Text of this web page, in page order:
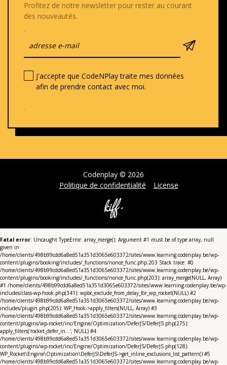
Profitez de notre newsletter pour rester au courant
des nouveautés.
.
J'accepte que CodeNPlay traite mes données
afin de prendre contact avec moi.
.
Codenplay © 2026
Politique de confidentialité
License
Fatal error: Uncaught TypeError: array_merge(): Argument #1 must be of type array, null
given in
/home/clients/498b99cdd6a8ed51a351d3065e603372/sites/www.learning.codenplay.be/wp-
content/plugins/booking/includes/_functions/nonce_func.php:203 Stack trace: #0
/home/clients/498b99cdd6a8ed51a351d3065e603372/sites/www.learning.codenplay.be/wp-
content/plugins/booking/includes/_functions/nonce_func.php(203): array_merge(NULL, Array)
#1 /home/clients/498b99cdd6a8ed51a351d3065e603372/sites/www.learning.codenplay.be/wp-
includes/class-wp-hook.php(341): wpbc_exclude_from_delay_for_wp_rocket(NULL) #2
/home/clients/498b99cdd6a8ed51a351d3065e603372/sites/www.learning.codenplay.be/wp-
includes/plugin.php(205): WP_Hook->apply_filters(NULL, Array) #3
/home/clients/498b99cdd6a8ed51a351d3065e603372/sites/www.learning.codenplay.be/wp-
content/plugins/wp-rocket/inc/Engine/Optimization/DeferJS/DeferJS.php(275):
apply_filters('rocket_defer_in...', NULL) #4
/home/clients/498b99cdd6a8ed51a351d3065e603372/sites/www.learning.codenplay.be/wp-
content/plugins/wp-rocket/inc/Engine/Optimization/DeferJS/DeferJS.php(128):
WP_Rocket\Engine\Optimization\DeferJS\DeferJS->get_inline_exclusions_list_pattern() #5
/home/clients/498b99cdd6a8ed51a351d3065e603372/sites/www.learning.codenplay.be/wp-